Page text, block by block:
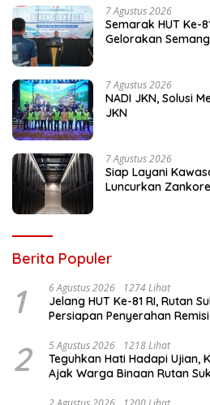
7 Agustus 2026
Semarak HUT Ke-
Gelorakan
7 Agustus 2026
NADI JKN, Solusi
JKN
7 Agustus 2026
Siap Layani
Luncurkan
Berita Populer
1 6 Agustus 2026 1274 Lihat
Jelang HUT Ke-81 RI, Rutan
Persiapan Penyerahan
2 5 Agustus 2026 1218 Lihat
Teguhkan Hati Hadapi Ujian,
Ajak Warga Binaan Rutan